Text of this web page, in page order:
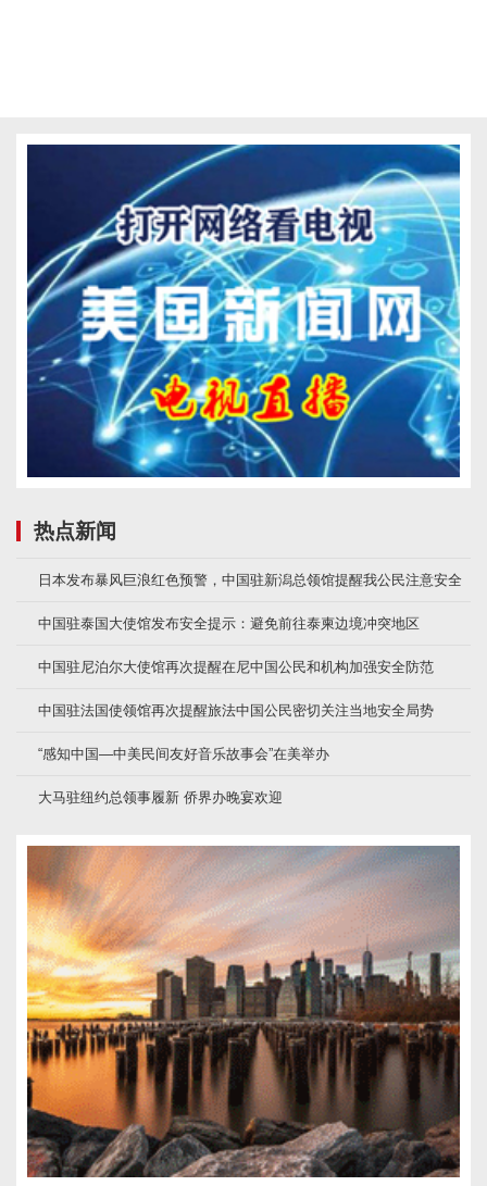
热点新闻
日本发布暴风巨浪红色预警，中国驻新潟总领馆提醒我公民注意安全
中国驻泰国大使馆发布安全提示：避免前往泰柬边境冲突地区
中国驻尼泊尔大使馆再次提醒在尼中国公民和机构加强安全防范
中国驻法国使领馆再次提醒旅法中国公民密切关注当地安全局势
“感知中国—中美民间友好音乐故事会”在美举办
大马驻纽约总领事履新 侨界办晚宴欢迎